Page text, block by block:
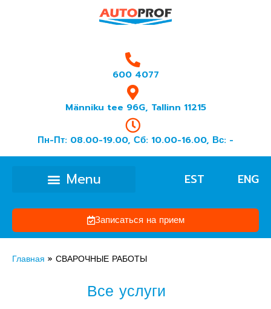
600 4077
Männiku tee 96G, Tallinn 11215
Пн-Пт: 08.00-19.00, Сб: 10.00-16.00, Вс: -
EST ENG
Записаться на прием
Главная » СВАРОЧНЫЕ РАБОТЫ
Все услуги